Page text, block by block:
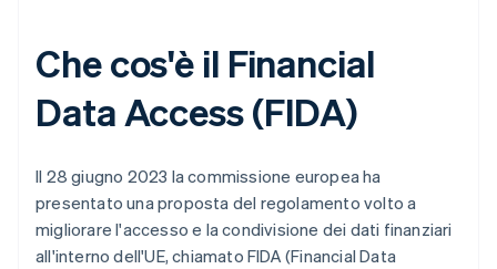
Che cos'è il Financial
Data Access (FIDA)
Il 28 giugno 2023 la commissione europea ha
presentato una proposta del regolamento volto a
migliorare l'accesso e la condivisione dei dati finanziari
all'interno dell'UE, chiamato FIDA (Financial Data